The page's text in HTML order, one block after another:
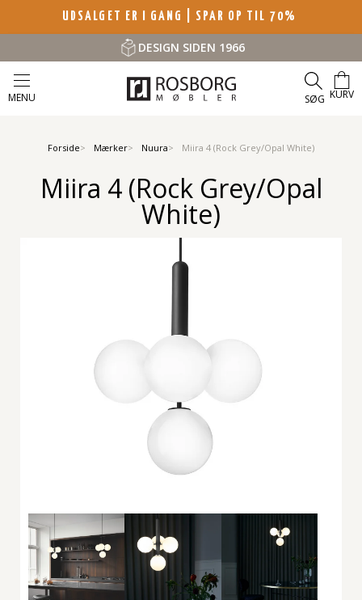
UDSALGET ER I GANG | SPAR OP TIL 70%
DESIGN SIDEN 1966
MENU SØG KURV
Forside Mærker Nuura Miira 4 (Rock Grey/Opal White)
Miira 4 (Rock Grey/Opal
White)